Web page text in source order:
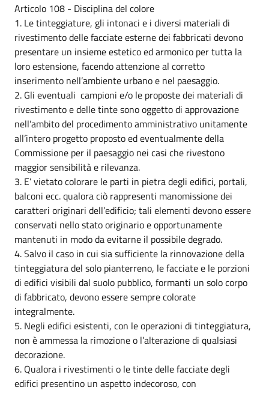
Articolo 108 - Disciplina del colore
1. Le tinteggiature, gli intonaci e i diversi materiali di
rivestimento delle facciate esterne dei fabbricati devono
presentare un insieme estetico ed armonico per tutta la
loro estensione, facendo attenzione al corretto
inserimento nell’ambiente urbano e nel paesaggio.
2. Gli eventuali campioni e/o le proposte dei materiali di
rivestimento e delle tinte sono oggetto di approvazione
nell’ambito del procedimento amministrativo unitamente
all’intero progetto proposto ed eventualmente della
Commissione per il paesaggio nei casi che rivestono
maggior sensibilità e rilevanza.
3. E’ vietato colorare le parti in pietra degli edifici, portali,
balconi ecc. qualora ciò rappresenti manomissione dei
caratteri originari dell’edificio; tali elementi devono essere
conservati nello stato originario e opportunamente
mantenuti in modo da evitarne il possibile degrado.
4. Salvo il caso in cui sia sufficiente la rinnovazione della
tinteggiatura del solo pianterreno, le facciate e le porzioni
di edifici visibili dal suolo pubblico, formanti un solo corpo
di fabbricato, devono essere sempre colorate
integralmente.
5. Negli edifici esistenti, con le operazioni di tinteggiatura,
non è ammessa la rimozione o l’alterazione di qualsiasi
decorazione.
6. Qualora i rivestimenti o le tinte delle facciate degli
edifici presentino un aspetto indecoroso, con